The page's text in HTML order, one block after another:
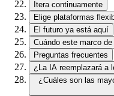
Itera continuamente
Elige plataformas
El futuro ya está aquí
Cuándo este marco
Preguntas frecuentes
¿La IA reemplazará a
¿Cuáles son las